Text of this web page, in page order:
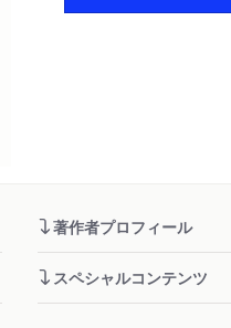
著作者プロフィール
スペシャルコンテンツ